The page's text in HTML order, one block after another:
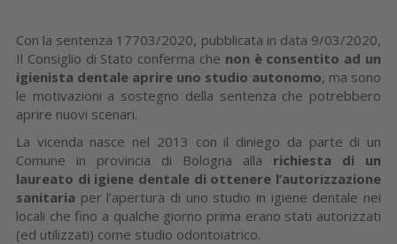
Con la sentenza 17703/2020, pubblicata in data 9/03/2020,
Il Consiglio di Stato conferma che non è consentito ad un
igienista dentale aprire uno studio autonomo, ma sono
le motivazioni a sostegno della sentenza che potrebbero
aprire nuovi scenari.
La vicenda nasce nel 2013 con il diniego da parte di un
Comune in provincia di Bologna alla richiesta di un
laureato di igiene dentale di ottenere l’autorizzazione
sanitaria per l’apertura di uno studio in igiene dentale nei
locali che fino a qualche giorno prima erano stati autorizzati
(ed utilizzati) come studio odontoiatrico.